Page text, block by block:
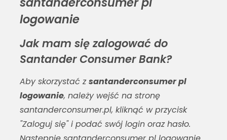
logowanie
Jak mam się zalogować do
Santander Consumer Bank?
Aby skorzystać zsantanderconsumer pl
logowanie, należy wejść na stronę
santanderconsumer.pl, kliknąć w przycisk
"Zaloguj się" i podać swój login oraz hasło.